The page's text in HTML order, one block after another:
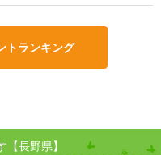
トランキング
長野県】